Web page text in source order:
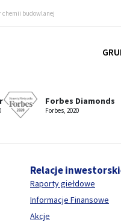
chemii budowlanej
Forbes Diamonds
Forbes, 2020
Relacje
Raporty giełdowe
Informacje Finansowe
Akcje